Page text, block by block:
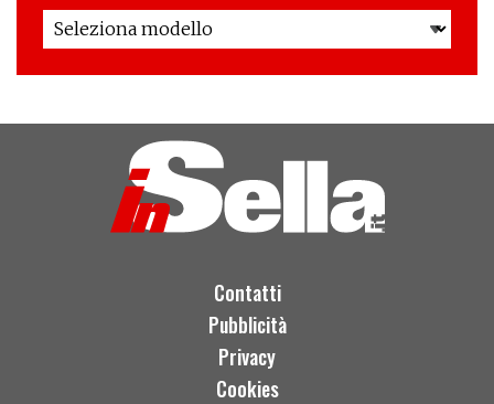
Contatti
Pubblicità
Privacy
Cookies